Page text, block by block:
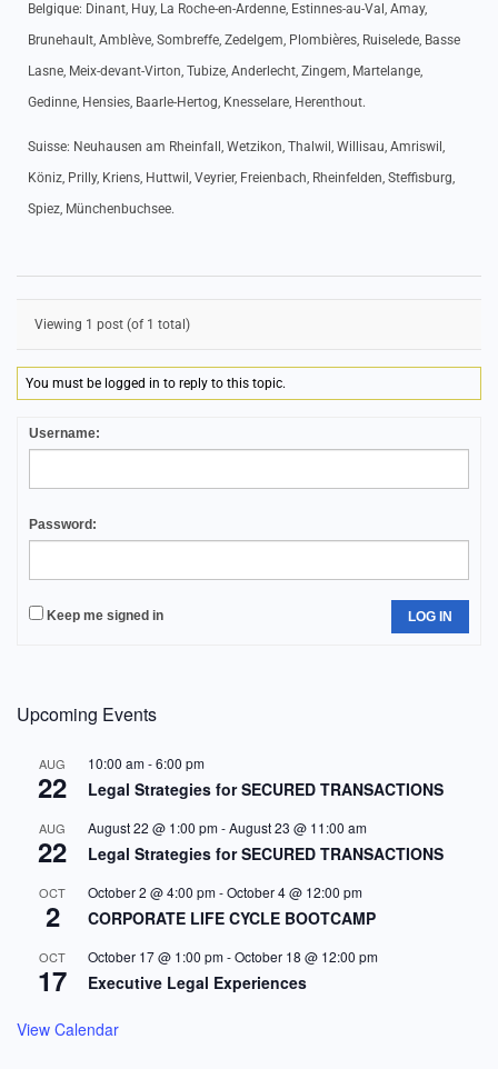
Belgique: Dinant, Huy, La Roche-en-Ardenne, Estinnes-au-Val, Amay,
Brunehault, Amblève, Sombreffe, Zedelgem, Plombières, Ruiselede, Basse
Lasne, Meix-devant-Virton, Tubize, Anderlecht, Zingem, Martelange,
Gedinne, Hensies, Baarle-Hertog, Knesselare, Herenthout.
Suisse: Neuhausen am Rheinfall, Wetzikon, Thalwil, Willisau, Amriswil,
Köniz, Prilly, Kriens, Huttwil, Veyrier, Freienbach, Rheinfelden, Steffisburg,
Spiez, Münchenbuchsee.
Viewing 1 post (of 1 total)
You must be logged in to reply to this topic.
Username:
Password:
Keep me signed in LOG IN
Upcoming Events
AUG
22
10:00 am-6:00 pm
Legal Strategies for SECURED TRANSACTIONS
AUG
22
August 22 @ 1:00 pm-August 23 @ 11:00 am
Legal Strategies for SECURED TRANSACTIONS
OCT
2
October 2 @ 4:00 pm-October 4 @ 12:00 pm
CORPORATE LIFE CYCLE BOOTCAMP
OCT
17
October 17 @ 1:00 pm-October 18 @ 12:00 pm
Executive Legal Experiences
View Calendar